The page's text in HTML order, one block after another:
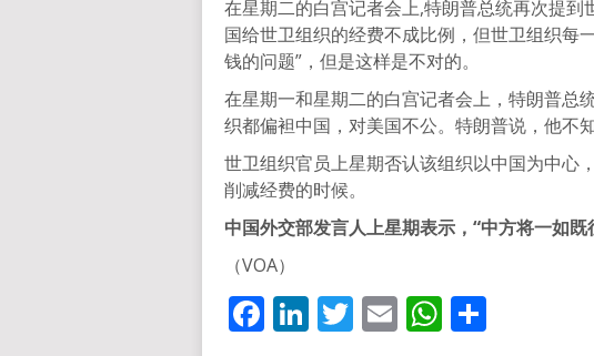
在星期二的白宫记者会上,特朗普总统再次提到
国给世卫组织的经费不成比例，但世卫组织每
钱的问题”，但是这样是不对的。
在星期一和星期二的白宫记者会上，特朗普总
织都偏袒中国，对美国不公。特朗普说，他不
世卫组织官员上星期否认该组织以中国为中心
削减经费的时候。
中国外交部发言人上星期表示，“中方将一如
（VOA）
Facebook
LinkedIn
Twitter
EmailWhatsApp